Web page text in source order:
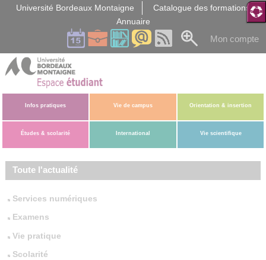
Université Bordeaux Montaigne
Catalogue des formations
Annuaire
Mon compte
Infos pratiques Vie de campus Orientation & insertion
Études & scolarité International Vie scientifique
Toute l'actualité
Services numériques
Examens
Vie pratique
Scolarité
Gestion des cookies